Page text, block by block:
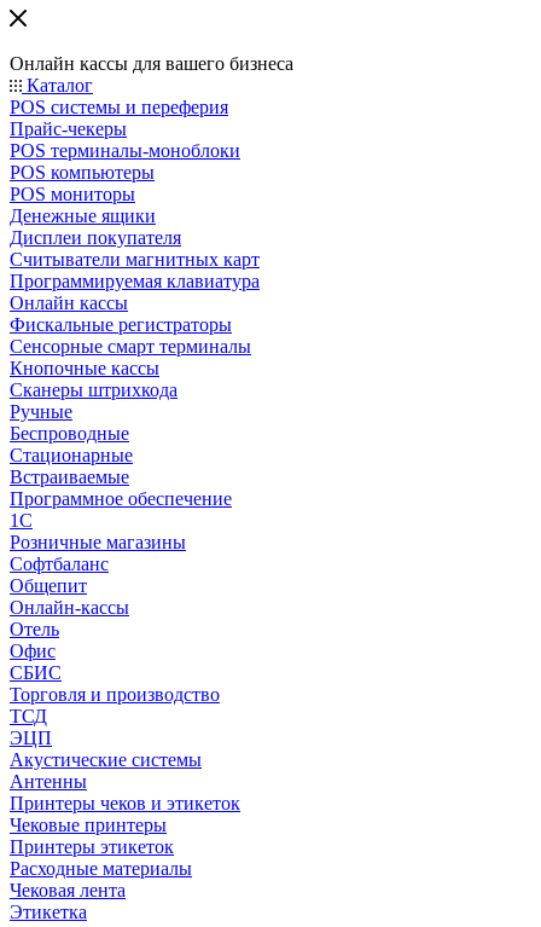
Онлайн кассы для вашего бизнеса
Каталог
POS системы и переферия
Прайс-чекеры
POS терминалы-моноблоки
POS компьютеры
POS мониторы
Денежные ящики
Дисплеи покупателя
Считыватели магнитных карт
Программируемая клавиатура
Онлайн кассы
Фискальные регистраторы
Сенсорные смарт терминалы
Кнопочные кассы
Сканеры штрихкода
Ручные
Беспроводные
Стационарные
Встраиваемые
Программное обеспечение
1С
Розничные магазины
Софтбаланс
Общепит
Онлайн-кассы
Отель
Офис
СБИС
Торговля и производство
ТСД
ЭЦП
Акустические системы
Антенны
Принтеры чеков и этикеток
Чековые принтеры
Принтеры этикеток
Расходные материалы
Чековая лента
Этикетка